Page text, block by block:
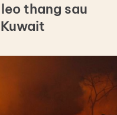
thang sau